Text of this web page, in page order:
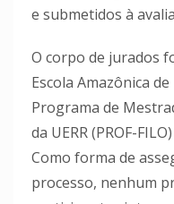
e submetidos à
O corpo de jurados
Escola Amazônica
Programa de
da UERR (PROF-
Como forma de
processo, nenhum